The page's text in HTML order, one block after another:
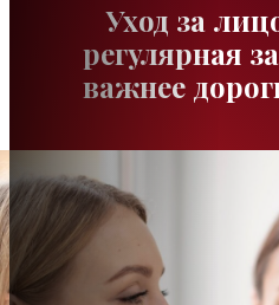
Уход за
регулярная
важнее